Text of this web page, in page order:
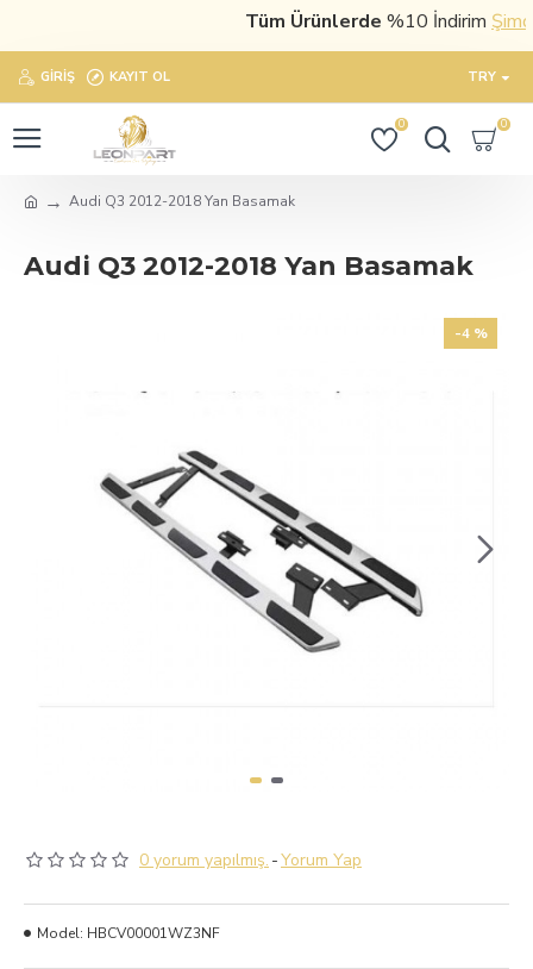
Tüm Ürünlerde%10 İndirimŞimdi
GIRIŞ KAYIT OL TRY
0 0
Audi Q3 2012-2018 Yan Basamak
Audi Q3 2012-2018 Yan Basamak
-4 %
0 yorum yapılmış. -Yorum Yap
Model: HBCV00001WZ3NF